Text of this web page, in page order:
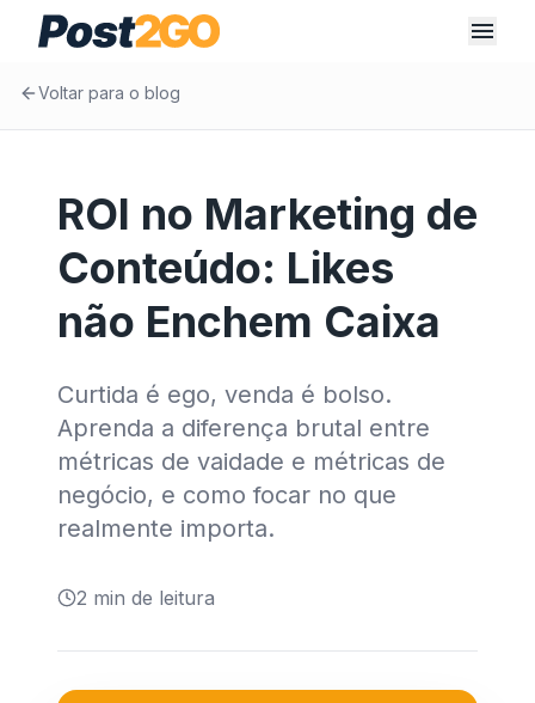
Voltar para o blog
ROI no Marketing de
Conteúdo: Likes
não Enchem Caixa
Curtida é ego, venda é bolso.
Aprenda a diferença brutal entre
métricas de vaidade e métricas de
negócio, e como focar no que
realmente importa.
2 min de leitura